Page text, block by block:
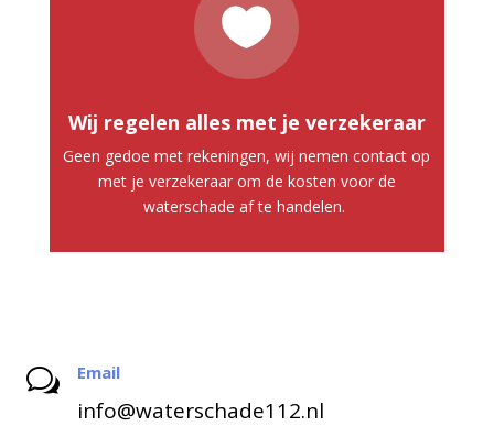

Wij regelen alles met je verzekeraar
Geen gedoe met rekeningen, wij nemen contact op
met je verzekeraar om de kosten voor de
waterschade af te handelen.
w Email
info@waterschade112.nl